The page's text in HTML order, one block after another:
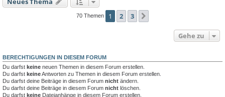
70 Themen 1 2 3
Gehe zu
BERECHTIGUNGEN IN DIESEM FORUM
Du darfst keine neuen Themen in diesem Forum erstellen.
Du darfst keineAntworten zu Themen in diesem Forum erstellen.
Du darfst deine Beiträge in diesem Forum nicht ändern.
Du darfst deine Beiträge in diesem Forum nicht löschen.
Du darfst keine Dateianhänge in diesem Forum erstellen.